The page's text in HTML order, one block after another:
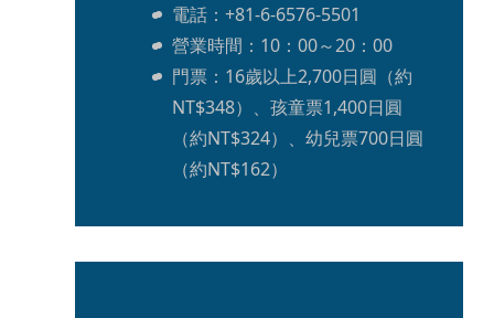
電話：+81-6-6576-5501
營業時間：10：00～20：00
門票：16歲以上2,700日圓（約
NT$348）、孩童票1,400日圓
（約NT$324）、幼兒票700日圓
（約NT$162）